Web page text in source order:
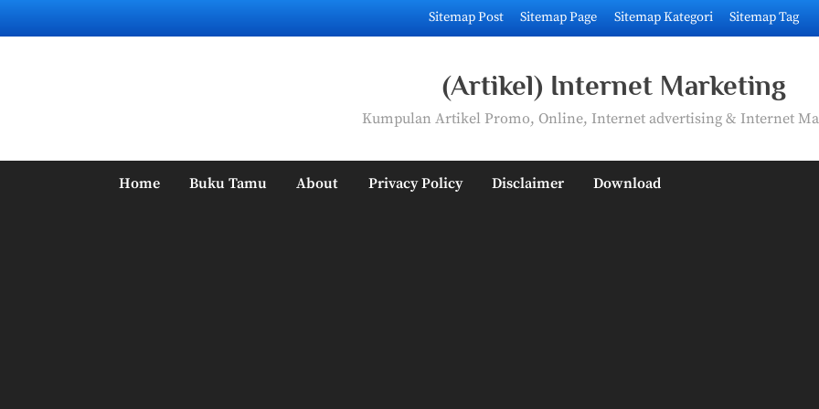
to
Sitemap Post Sitemap Page Sitemap Kategori Sitemap Tag
(Artikel) Internet Marketing
Kumpulan Artikel Promo, Online, Internet advertising & Internet
Home Buku Tamu About Privacy Policy Disclaimer Download